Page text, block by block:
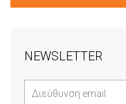
NEWSLETTER